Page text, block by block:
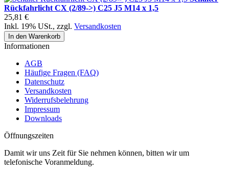
Rückfahrlicht CX (2/89->) C25 J5 M14 x 1,5
25,81 €
Inkl. 19% USt., zzgl. Versandkosten
In den Warenkorb
Informationen
AGB
Häufige Fragen (FAQ)
Datenschutz
Versandkosten
Widerrufsbelehrung
Impressum
Downloads
Öffnungszeiten
Damit wir uns Zeit für Sie nehmen können, bitten wir um
telefonische Voranmeldung.